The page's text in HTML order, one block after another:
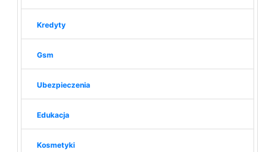
Kredyty
Gsm
Ubezpieczenia
Edukacja
Kosmetyki